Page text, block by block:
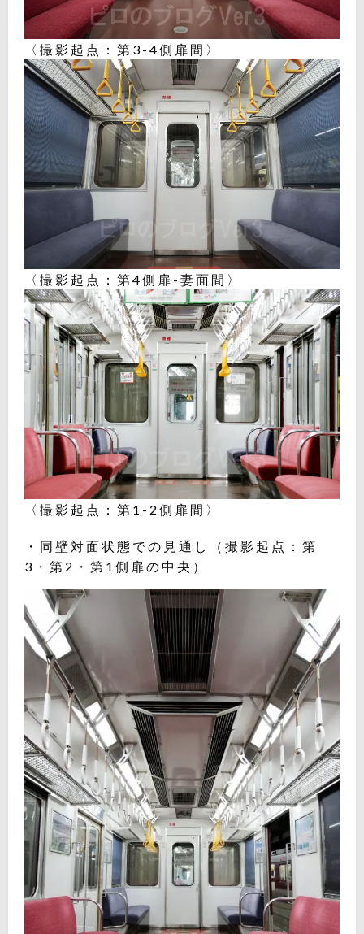
〈撮影起点：第3-4側扉間〉
〈撮影起点：第4側扉-妻面間〉
〈撮影起点：第1-2側扉間〉
・同壁対面状態での見通し（撮影起点：第
3・第2・第1側扉の中央）